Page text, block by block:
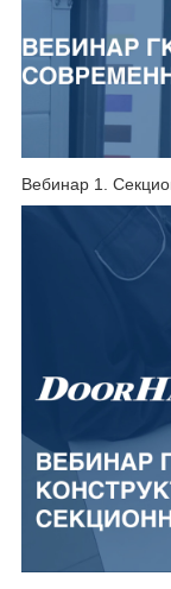
Вебинар 1.